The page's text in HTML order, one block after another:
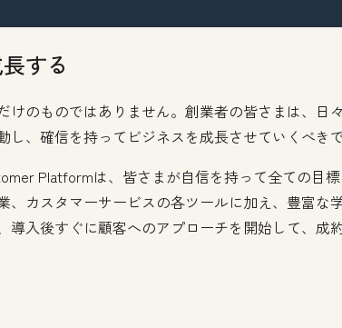
する
けのものではありません。創業者の皆さまは、
し、確信を持ってビジネスを成長させていくべきで
Platformは、皆さまが自信を持って全ての目
、カスタマーサービスの各ツールに加え、豊富
導入後すぐに顧客へのアプローチを開始して、成